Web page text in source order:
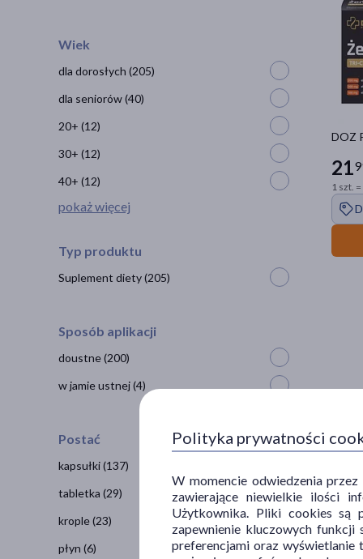
DOZ
21
1 szt.
DOZ
4 99
100 ml
Wiek
dla dorosłych (205)
dla seniorów(40)
20+ (12)
30+ (12)
40+ (12)
pokaż więcej
Typ produktu
Suplement diety(205)
Sposób aplikacji
doustne(200)
w jamie ustnej(4)
Postać
kapsułki(137)
tabletka (29)
krople(23)
płyn (6)
Polityka prywatności
W momencie odwiedzenia
zawierające niewielkie ilości
Użytkownika. Pliki cookies są
zapewnienie kluczowych funkcji
preferencjami oraz wyświetlanie